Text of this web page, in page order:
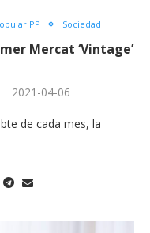
PP Sociedad
Mercat ‘Vintage’
2021-04-06
de cada mes, la